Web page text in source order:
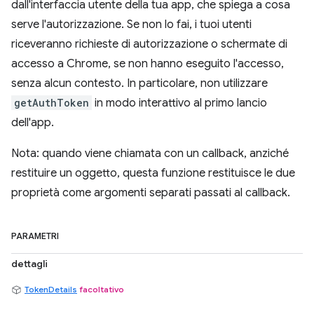
dall'interfaccia utente della tua app, che spiega a cosa
serve l'autorizzazione. Se non lo fai, i tuoi utenti
riceveranno richieste di autorizzazione o schermate di
accesso a Chrome, se non hanno eseguito l'accesso,
senza alcun contesto. In particolare, non utilizzare
getAuthToken in modo interattivo al primo lancio
dell'app.
Nota: quando viene chiamata con un callback, anziché
restituire un oggetto, questa funzione restituisce le due
proprietà come argomenti separati passati al callback.
PARAMETRI
dettagli
TokenDetails facoltativo